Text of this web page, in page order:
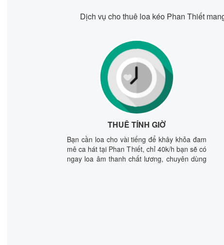
Dịch vụ cho thuê loa kéo Phan Thiết
THUÊ TÍNH GIỜ
Bạn cần loa cho vài tiếng để khây khỏa đam
mê ca hát tại Phan Thiết, chỉ 40k/h bạn sẽ có
ngay loa âm thanh chất lương, chuyên dùng